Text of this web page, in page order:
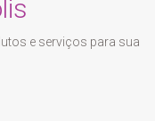
e serviços para sua